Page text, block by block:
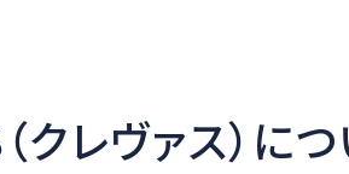
クレヴァス）に